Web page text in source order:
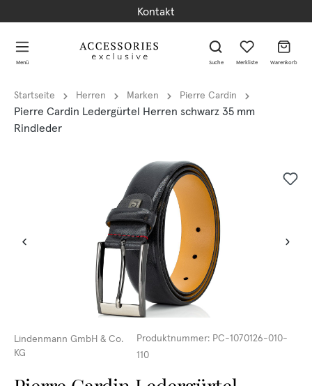
Kontakt
Menü Suche Merkliste Warenkorb
Startseite Herren Marken Pierre Cardin
Pierre Cardin Ledergürtel Herren schwarz 35 mm
Rindleder
Lindenmann GmbH & Co.
KG
Produktnummer: PC-1070126-010-
110